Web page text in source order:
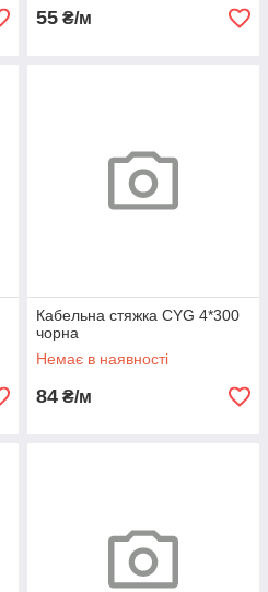
55 ₴/м
Кабельна стяжка CYG 4*300
чорна
Немає в наявності
84 ₴/м